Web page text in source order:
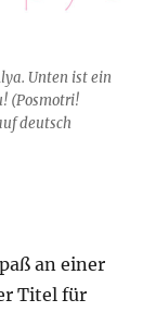
Unten ist ein
(Posmotri!
deutsch
an einer
Titel für